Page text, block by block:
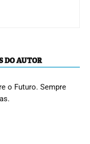
DO AUTOR
o Futuro. Sempre